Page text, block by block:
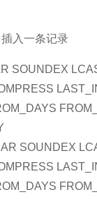
入一条记录
SOUNDEX
SOUNDEX